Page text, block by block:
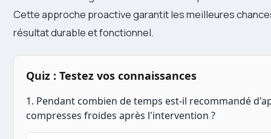
Cette approche proactive garantit les meilleures
résultat durable et fonctionnel.
Quiz : Testez vos connaissances
1. Pendant combien de temps est-il recommandé
compresses froides après l'intervention ?